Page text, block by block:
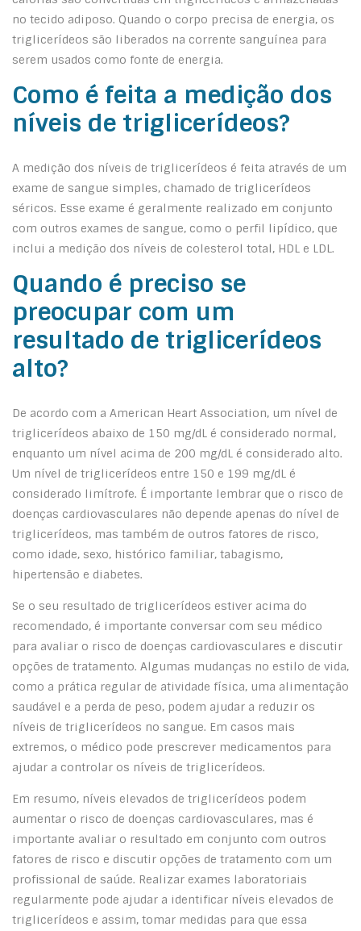
no tecido adiposo. Quando o corpo precisa de energia, os
triglicerídeos são liberados na corrente sanguínea para
serem usados como fonte de energia.
Como é feita a medição dos
níveis de triglicerídeos?
A medição dos níveis de triglicerídeos é feita através de um
exame de sangue simples, chamado de triglicerídeos
séricos. Esse exame é geralmente realizado em conjunto
com outros exames de sangue, como o perfil lipídico, que
inclui a medição dos níveis de colesterol total, HDL e LDL.
Quando é preciso se
preocupar com um
resultado de triglicerídeos
alto?
De acordo com a American Heart Association, um nível de
triglicerídeos abaixo de 150 mg/dL é considerado normal,
enquanto um nível acima de 200 mg/dL é considerado alto.
Um nível de triglicerídeos entre 150 e 199 mg/dL é
considerado limítrofe. É importante lembrar que o risco de
doenças cardiovasculares não depende apenas do nível de
triglicerídeos, mas também de outros fatores de risco,
como idade, sexo, histórico familiar, tabagismo,
hipertensão e diabetes.
Se o seu resultado de triglicerídeos estiver acima do
recomendado, é importante conversar com seu médico
para avaliar o risco de doenças cardiovasculares e discutir
opções de tratamento. Algumas mudanças no estilo de vida,
como a prática regular de atividade física, uma alimentação
saudável e a perda de peso, podem ajudar a reduzir os
níveis de triglicerídeos no sangue. Em casos mais
extremos, o médico pode prescrever medicamentos para
ajudar a controlar os níveis de triglicerídeos.
Em resumo, níveis elevados de triglicerídeos podem
aumentar o risco de doenças cardiovasculares, mas é
importante avaliar o resultado em conjunto com outros
fatores de risco e discutir opções de tratamento com um
profissional de saúde. Realizar exames laboratoriais
regularmente pode ajudar a identificar níveis elevados de
triglicerídeos e assim, tomar medidas para que essa